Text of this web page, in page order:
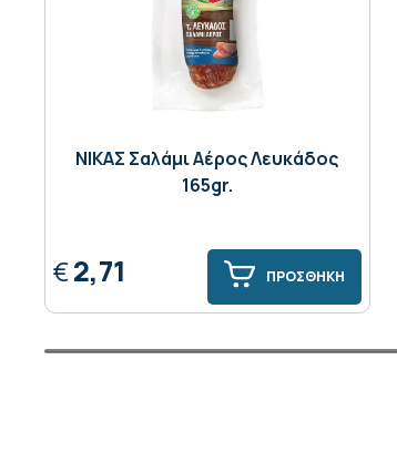
ΝΙΚΑΣ Σαλάμι Αέρος Λευκάδος
165gr.
€2,71 ΠΡΟΣΘΗΚΗ